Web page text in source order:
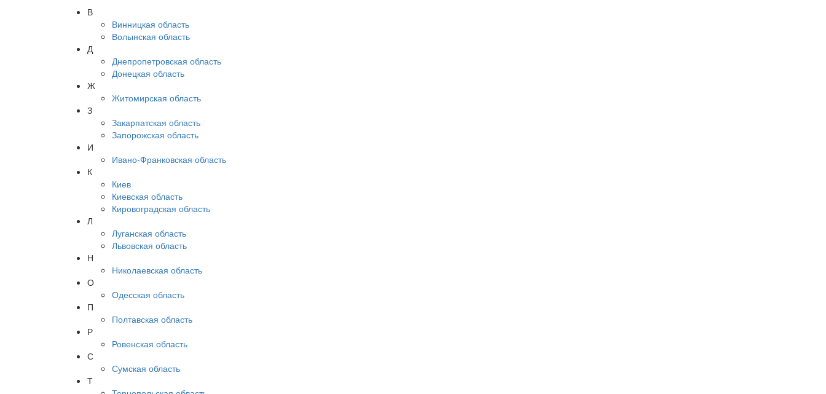
В
Винницкая область
Волынская область
Д
Днепропетровская область
Донецкая область
Ж
Житомирская область
З
Закарпатская область
Запорожская область
И
Ивано-Франковская область
К
Киев
Киевская область
Кировоградская область
Л
Луганская область
Львовская область
Н
Николаевская область
О
Одесская область
П
Полтавская область
Р
Ровенская область
С
Сумская область
Т